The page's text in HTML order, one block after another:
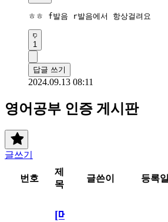
ㅎㅎ f발음 r발음에서 항상걸려요
1
답글 쓰기
2024.09.13 08:11
영어공부 인증 게시판
글쓰기
번호
제
목
글쓴이 등록일
[메